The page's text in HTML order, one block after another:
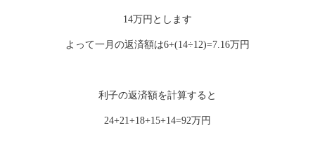
14万円とします
よって一月の返済額は6+(14÷12)=7.16万円
利子の返済額を計算すると
24+21+18+15+14=92万円